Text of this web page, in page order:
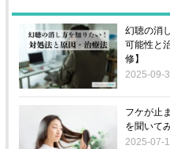
幻聴の消
可能性と
修】
2025-09-
フケが止
を聞いて
2025-07-